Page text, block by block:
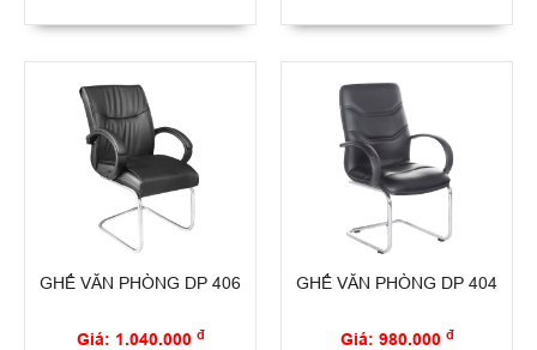
GHẾ VĂN PHÒNG DP 406
Giá: 1.040.000 đ
GHẾ VĂN PHÒNG DP 404
Giá: 980.000 đ